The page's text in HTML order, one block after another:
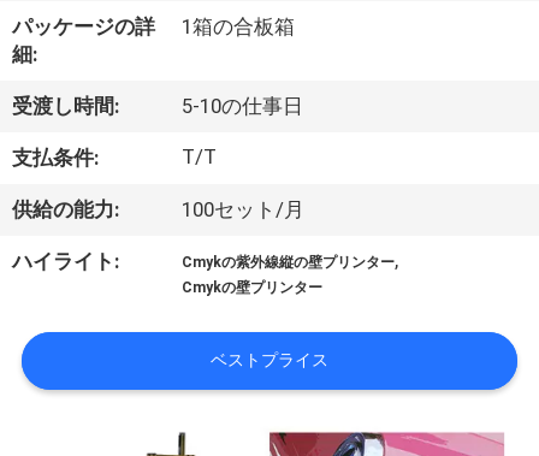
に
つ
い
て
工
場
旅
パッケージの詳
細:
1箱の合板箱
受渡し時間: 5-10の仕事日
支払条件: T/T
供給の能力: 100セット/月
ハイライト: Cmykの紫外線縦の壁プリンター,
Cmykの壁プリンター
ベストプライス